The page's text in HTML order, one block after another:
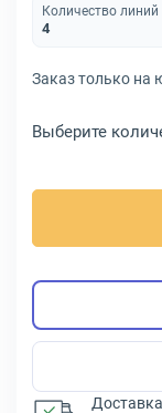
Количество линий
4
Заказ только на
Выберите